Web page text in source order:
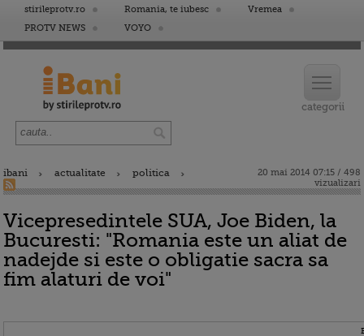
stirileprotv.ro Romania, te iubesc
Vremea
PROTV NEWS
VOYO
ibani actualitate politica
20 mai 2014 07:15 / 498
vizualizari
Vicepresedintele SUA, Joe Biden, la
Bucuresti: "Romania este un aliat de
nadejde si este o obligatie sacra sa
fim alaturi de voi"